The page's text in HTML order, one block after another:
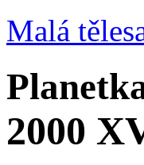
Malá
2000